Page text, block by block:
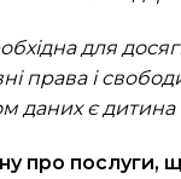
для
права і
є дитина
про